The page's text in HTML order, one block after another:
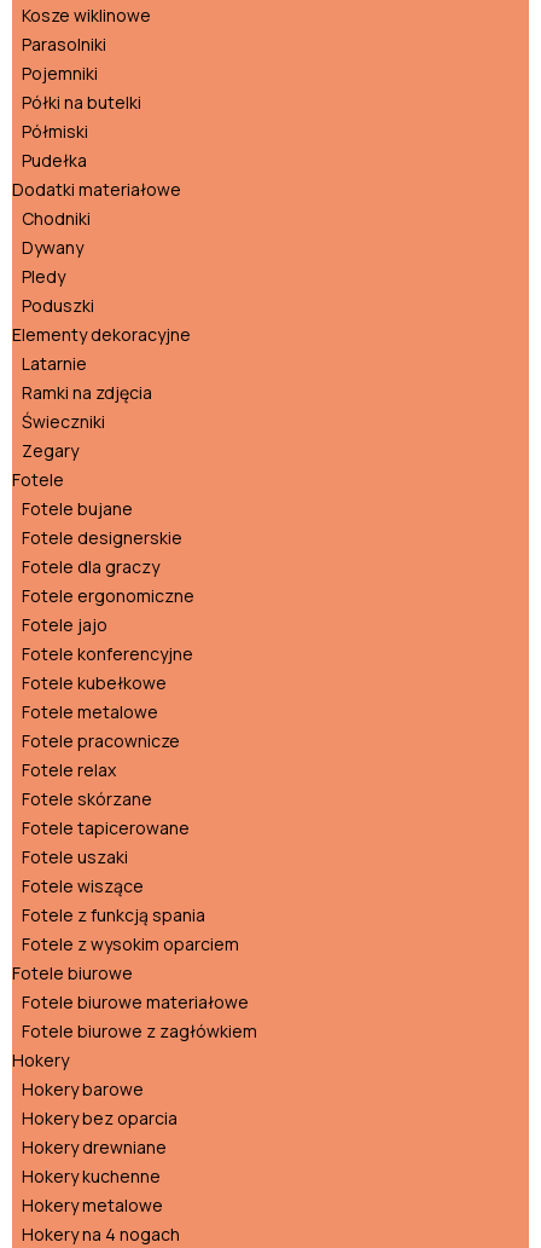
Kosze wiklinowe
Parasolniki
Pojemniki
Półki na butelki
Półmiski
Pudełka
Dodatki materiałowe
Chodniki
Dywany
Pledy
Poduszki
Elementy dekoracyjne
Latarnie
Ramki na zdjęcia
Świeczniki
Zegary
Fotele
Fotele bujane
Fotele designerskie
Fotele dla graczy
Fotele ergonomiczne
Fotele jajo
Fotele konferencyjne
Fotele kubełkowe
Fotele metalowe
Fotele pracownicze
Fotele relax
Fotele skórzane
Fotele tapicerowane
Fotele uszaki
Fotele wiszące
Fotele z funkcją spania
Fotele z wysokim oparciem
Fotele biurowe
Fotele biurowe materiałowe
Fotele biurowe z zagłówkiem
Hokery
Hokery barowe
Hokery bez oparcia
Hokery drewniane
Hokery kuchenne
Hokery metalowe
Hokery na 4 nogach